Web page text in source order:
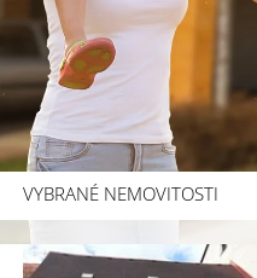
VYBRANÉ NEMOVITOSTI